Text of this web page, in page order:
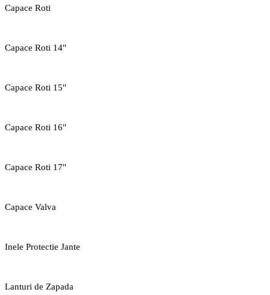
Capace Roti
Capace Roti 14"
Capace Roti 15"
Capace Roti 16"
Capace Roti 17"
Capace Valva
Inele Protectie Jante
Lanturi de Zapada